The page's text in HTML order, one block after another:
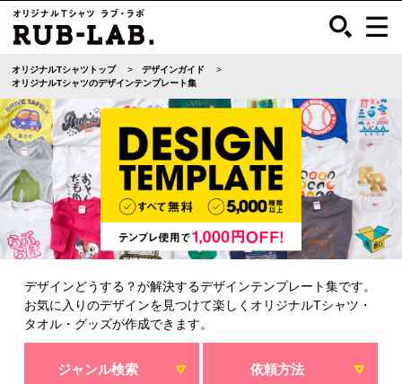
オリジナルTシャツトップ
デザインガイド
オリジナルTシャツのデザインテンプレート集
デザインどうする？が解決するデザインテンプレート集です。
お気に入りのデザインを見つけて楽しくオリジナルTシャツ・
タオル・グッズが作成できます。
ジャンル検索 依頼方法